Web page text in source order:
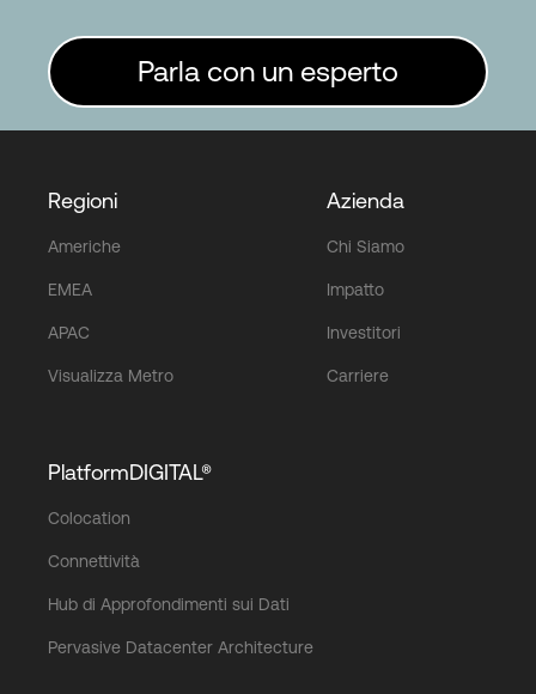
Parla con un esperto
Regioni
Americhe
EMEA
APAC
Visualizza Metro
Azienda
Chi Siamo
Impatto
Investitori
Carriere
PlatformDIGITAL®
Colocation
Connettività
Hub di Approfondimenti sui Dati
Pervasive Datacenter Architecture